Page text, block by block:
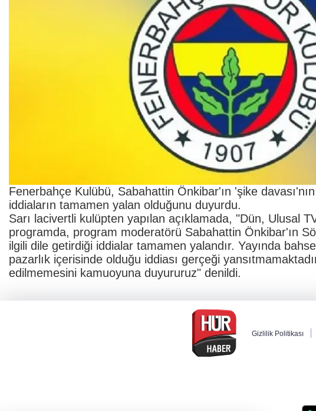
Fenerbahçe Kulübü, Sabahattin Önkibar'ın 'şike
iddiaların tamamen yalan olduğunu duyurdu.
Sarı lacivertli kulüpten yapılan açıklamada, "Dün, Ulusal
programda, program moderatörü Sabahattin Önkibar'ın
ilgili dile getirdiği iddialar tamamen yalandır. Yayında
pazarlık içerisinde olduğu iddiası gerçeği
edilmemesini kamuoyuna duyururuz" denildi.
Gizlilik Politikası